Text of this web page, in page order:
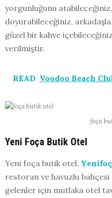
yorgunluğunu atabileceğiniz,
doyurabileceğiniz,
güzel bir kahve
verilmiştir.
READ Voodoo Beach
foça
Yeni Foça Butik Otel
Yeni foça butik otel,
restoran ve havuzlu bahçesi
gelenler için mutlaka otel